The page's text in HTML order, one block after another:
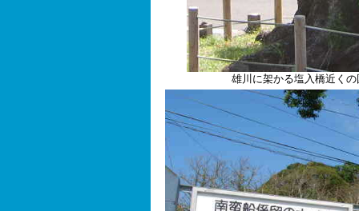
雄川に架かる塩入橋近く